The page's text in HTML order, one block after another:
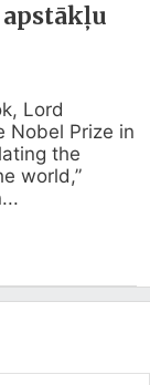
apstākļu
Lord
Nobel Prize in
the
world,”